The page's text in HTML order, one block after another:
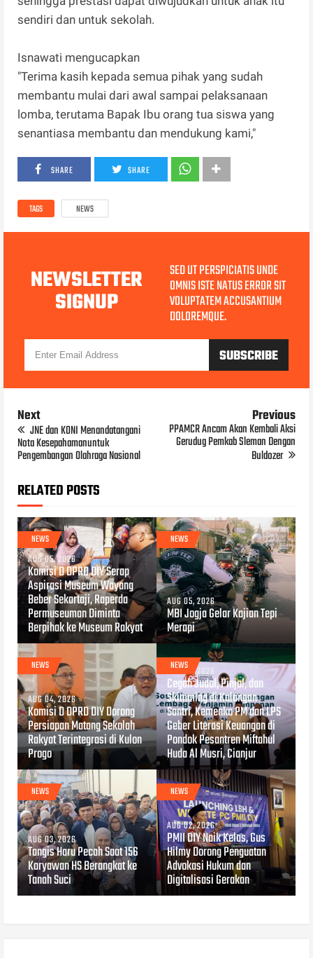
sendiri dan untuk sekolah.
Isnawati mengucapkan
"Terima kasih kepada semua pihak yang sudah
membantu mulai dari awal sampai pelaksanaan
lomba, terutama Bapak Ibu orang tua siswa yang
senantiasa membantu dan mendukung kami,"
SHARE SHARE
TAGS NEWS
NEWSLETTER
SIGNUP
SED UT PERSPICIATIS UNDE
OMNIS ISTE NATUS ERROR SIT
VOLUPTATEM ACCUSANTIUM
DOLOREMQUE.
Next
JNE dan KONI Menandatangani
Nota Kesepahamanuntuk
Pengembangan Olahraga Nasional
Previous
PPAMCR Ancam Akan Kembali Aksi
Gerudug Pemkab Sleman Dengan
Buldozer
RELATED POSTS
NEWS
AUG 05, 2026
Komisi D DPRD DIY Serap
Aspirasi Museum Wayang
Beber Sekartaji, Raperda
Permuseuman Diminta
Berpihak ke Museum Rakyat
NEWS
AUG 05, 2026
MBI Jogja Gelar Kajian Tepi
Merapi
NEWS
AUG 04, 2026
Komisi D DPRD DIY Dorong
Persiapan Matang Sekolah
Rakyat Terintegrasi di Kulon
Progo
NEWS
AUG 04, 2026
Cegah Judol, Pinjol, dan
Skimming di Kalangan
Santri, Kemenko PM dan LPS
Geber Literasi Keuangan di
Pondok Pesantren Miftahul
Huda Al Musri, Cianjur
NEWS
AUG 03, 2026
Tangis Haru Pecah Saat 156
Karyawan HS Berangkat ke
Tanah Suci
NEWS
AUG 02, 2026
PMII DIY Naik Kelas, Gus
Hilmy Dorong Penguatan
Advokasi Hukum dan
Digitalisasi Gerakan